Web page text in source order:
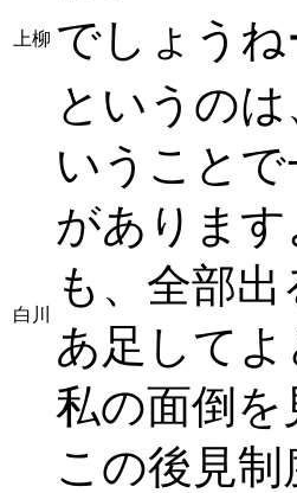
上柳 でしょうね
白川
というの
いうこと
がありま
も、全部
あ足して
私の面倒
この後見